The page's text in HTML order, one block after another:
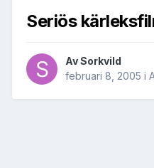
Seriös
AvSorkvild
februari 8, 2005 i